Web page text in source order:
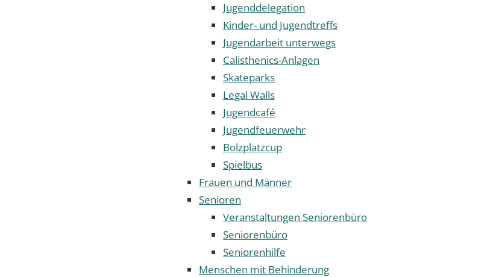
Jugenddelegation
Kinder- und Jugendtreffs
Jugendarbeit unterwegs
Calisthenics-Anlagen
Skateparks
Legal Walls
Jugendcafé
Jugendfeuerwehr
Bolzplatzcup
Spielbus
Frauen und Männer
Senioren
Veranstaltungen Seniorenbüro
Seniorenbüro
Seniorenhilfe
Menschen mit Behinderung